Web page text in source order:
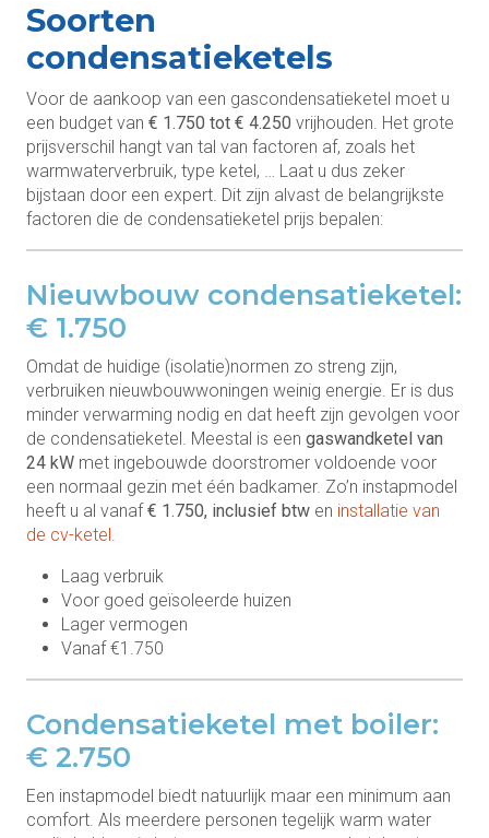
Soorten
condensatieketels
Voor de aankoop van een gascondensatieketel moet u
een budget van € 1.750 tot € 4.250 vrijhouden. Het grote
prijsverschil hangt van tal van factoren af, zoals het
warmwaterverbruik, type ketel, … Laat u dus zeker
bijstaan door een expert. Dit zijn alvast de belangrijkste
factoren die de condensatieketel prijs bepalen:
Nieuwbouw condensatieketel:
€ 1.750
Omdat de huidige (isolatie)normen zo streng zijn,
verbruiken nieuwbouwwoningen weinig energie. Er is dus
minder verwarming nodig en dat heeft zijn gevolgen voor
de condensatieketel. Meestal is een gaswandketel van
24 kW met ingebouwde doorstromer voldoende voor
een normaal gezin met één badkamer. Zo’n instapmodel
heeft u al vanaf € 1.750, inclusief btw en installatie van
de cv-ketel .
Laag verbruik
Voor goed geïsoleerde huizen
Lager vermogen
Vanaf €1.750
Condensatieketel met boiler:
€ 2.750
Een instapmodel biedt natuurlijk maar een minimum aan
comfort. Als meerdere personen tegelijk warm water